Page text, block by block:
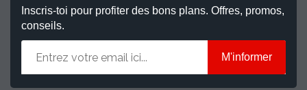
Inscris-toi pour profiter des bons plans. Offres, promos,
conseils.
M'informer